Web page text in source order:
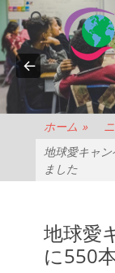
NPO
法
人
索
ホーム »
地球愛キャ
ました
地球愛
に550